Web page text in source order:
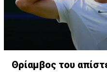
Θρίαμβος του